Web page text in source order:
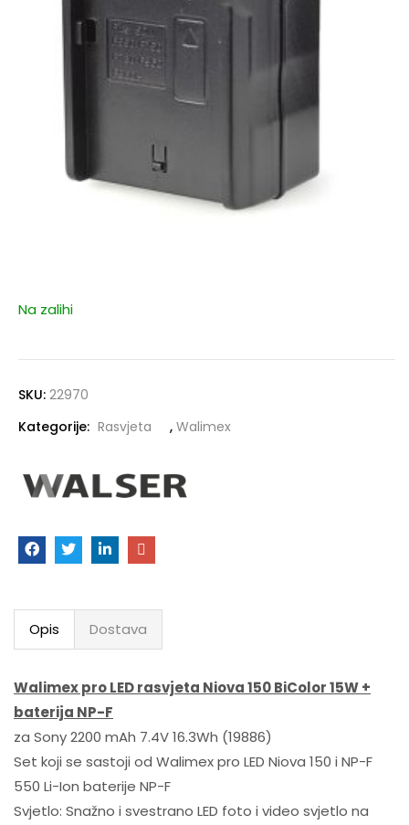
Na zalihi
SKU: 22970
Kategorije: Rasvjeta , Walimex
Opis Dostava
Walimex pro LED rasvjeta Niova 150 BiColor 15W +
baterija NP-F
za Sony 2200 mAh 7.4V 16.3Wh (19886)
Set koji se sastoji od Walimex pro LED Niova 150 i NP-F
550 Li-Ion baterije NP-F
Svjetlo: Snažno i svestrano LED foto i video svjetlo na